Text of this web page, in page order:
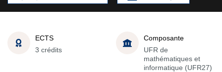
ECTS
3 crédits
Composante
UFR de
mathématiques et
informatique (UFR27)